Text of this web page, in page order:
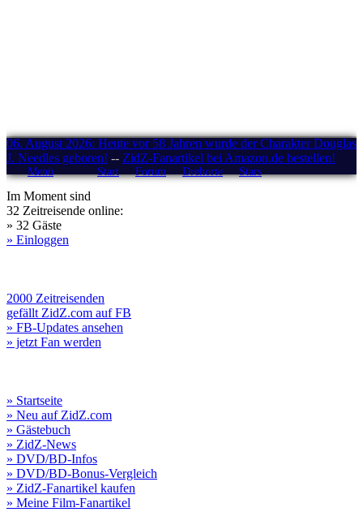
06. August 2026: Heute vor 58 Jahren wurde der Charakter Douglas
J. Needles geboren! -- ZidZ-Fanartikel bei Amazon.de bestellen!
Menü Start Forum Drehorte Stars
Im Moment sind
32 Zeitreisende online:
» 32 Gäste
» Einloggen
2000 Zeitreisenden
gefällt ZidZ.com auf FB
» FB-Updates ansehen
» jetzt Fan werden
» Startseite
» Neu auf ZidZ.com
» Gästebuch
» ZidZ-News
» DVD/BD-Infos
» DVD/BD-Bonus-Vergleich
» ZidZ-Fanartikel kaufen
» Meine Film-Fanartikel